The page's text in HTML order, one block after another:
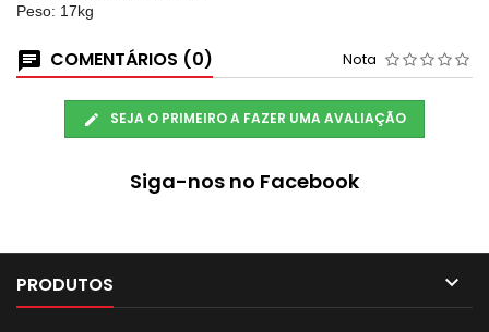
Peso: 17kg
COMENTÁRIOS (0) Nota
SEJA O PRIMEIRO A FAZER UMA AVALIAÇÃO
Siga-nos no Facebook
PRODUTOS 